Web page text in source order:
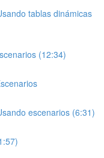
tablas dinámicas
(12:34)
escenarios (6:31)